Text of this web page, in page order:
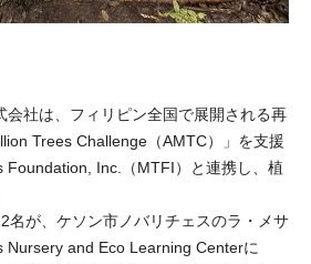
会社は、フィリピン全国で展開される再
Trees Challenge（AMTC）」を支援
Foundation, Inc.（MTFI）と連携し、植
名が、ケソン市ノバリチェスのラ・メサ
Nursery and Eco Learning Centerに